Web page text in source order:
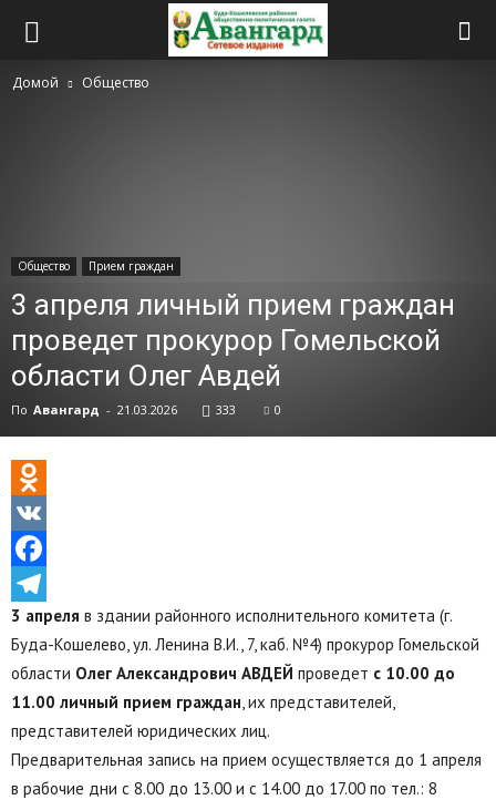
Домой Общество
Общество Прием граждан
3 апреля личный прием граждан
проведет прокурор Гомельской
области Олег Авдей
По Авангард - 21.03.2026 333 0
Odnoklassniki
VK
Facebook
Telegram
3 апреля в здании районного исполнительного комитета (г.
Буда-Кошелево, ул. Ленина В.И., 7, каб. №4) прокурор Гомельской
области Олег Александрович АВДЕЙ проведет с 10.00 до
11.00 личный прием граждан, их представителей,
представителей юридических лиц.
Предварительная запись на прием осуществляется до 1 апреля
в рабочие дни с 8.00 до 13.00 и с 14.00 до 17.00 по тел.: 8